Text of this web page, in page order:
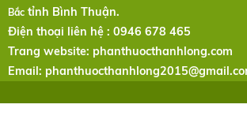
Bắc tỉnh Bình Thuận.
Điện thoại liên hệ : 0946 678 465
Trang website: phanthuocthanhlong.com
Email: